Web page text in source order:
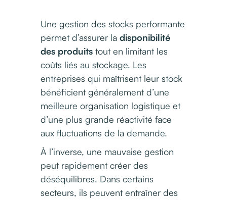
Une gestion des stocks performante
permet d’assurer la disponibilité
des produits tout en limitant les
coûts liés au stockage. Les
entreprises qui maîtrisent leur stock
bénéficient généralement d’une
meilleure organisation logistique et
d’une plus grande réactivité face
aux fluctuations de la demande.
À l’inverse, une mauvaise gestion
peut rapidement créer des
déséquilibres. Dans certains
secteurs, ils peuvent entraîner des